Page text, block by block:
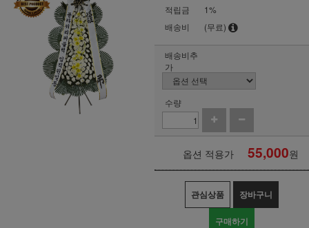
적립금
1%
배송비
(무료)
배송비추
가
수량
옵션 적용가 55,000원
관심상품 장바구니
구매하기